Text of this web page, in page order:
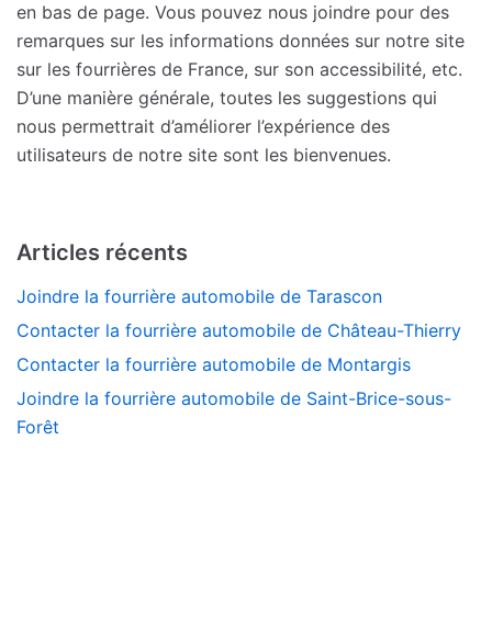
en bas de page. Vous pouvez nous joindre pour des
remarques sur les informations données sur notre site
sur les fourrières de France, sur son accessibilité, etc.
D’une manière générale, toutes les suggestions qui
nous permettrait d’améliorer l’expérience des
utilisateurs de notre site sont les bienvenues.
Articles récents
Joindre la fourrière automobile de Tarascon
Contacter la fourrière automobile de Château-Thierry
Contacter la fourrière automobile de Montargis
Joindre la fourrière automobile de Saint-Brice-sous-
Forêt